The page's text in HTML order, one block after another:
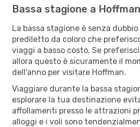
Bassa stagione a Hoffman
La bassa stagione è senza
prediletto da coloro che
viaggi a basso costo. Se
allora questo è sicuramente il
dell'anno per visitare Hoffman.
Viaggiare durante la bassa
esplorare la tua destinazione
affollamenti presso le attrazioni
alloggi e i voli sono